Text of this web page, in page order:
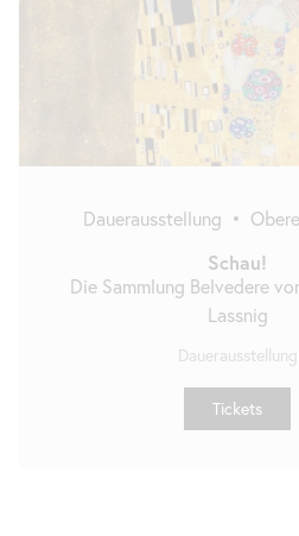
Dauerausstellung •
Schau!
Die Sammlung Belvedere
Lassnig
Dauerausstellung
Tickets